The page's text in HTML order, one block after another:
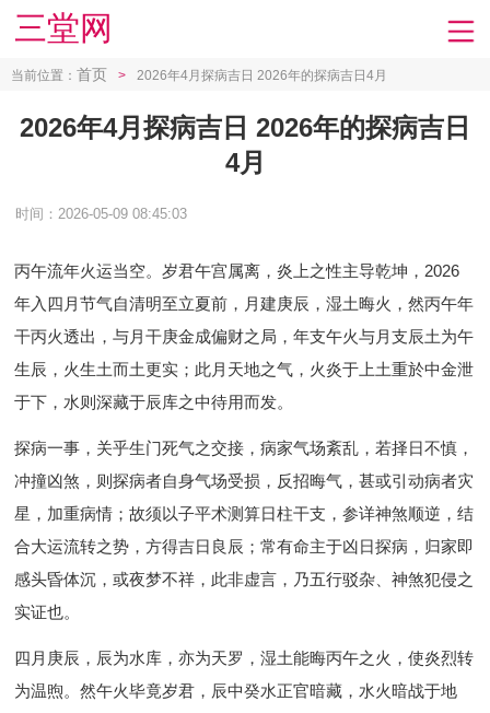
三堂网
当前位置： 首页 > 2026年4月探病吉日 2026年的探病吉日4月
2026年4月探病吉日 2026年的探病吉日
4月
时间：2026-05-09 08:45:03
丙午流年火运当空。岁君午宫属离，炎上之性主导乾坤，2026
年入四月节气自清明至立夏前，月建庚辰，湿土晦火，然丙午年
干丙火透出，与月干庚金成偏财之局，年支午火与月支辰土为午
生辰，火生土而土更实；此月天地之气，火炎于上土重於中金泄
于下，水则深藏于辰库之中待用而发。
探病一事，关乎生门死气之交接，病家气场紊乱，若择日不慎，
冲撞凶煞，则探病者自身气场受损，反招晦气，甚或引动病者灾
星，加重病情；故须以子平术测算日柱干支，参详神煞顺逆，结
合大运流转之势，方得吉日良辰；常有命主于凶日探病，归家即
感头昏体沉，或夜梦不祥，此非虚言，乃五行驳杂、神煞犯侵之
实证也。
四月庚辰，辰为水库，亦为天罗，湿土能晦丙午之火，使炎烈转
为温煦。然午火毕竟岁君，辰中癸水正官暗藏，水火暗战于地